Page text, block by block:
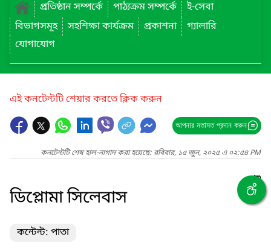
প্রতিষ্ঠান সম্পর্কে
পাঠ্যক্রম সম্পর্কে
ই-সেবা
বিভাগসমূহ
সহশিক্ষা কার্যক্রম প্রকাশনা
গ্যালারি
যোগাযোগ
এই কনটেন্টটি শেয়ার করতে ক্লিক করুন
আপনার মতামত প্রদান করুন
কনটেন্টটি শেষ হাল-নাগাদ করা হয়েছে: রবিবার, ১৫ জুন, ২০২৫ এ ০২:৫৪ PM
ডিপ্লোমা সিলেবাস
কন্টেন্ট: পাতা